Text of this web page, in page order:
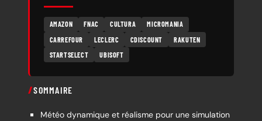
AMAZON FNAC CULTURA
MICROMANIA
CARREFOUR
LECLERC CDISCOUNT
RAKUTEN
STARTSELECT
UBISOFT
SOMMAIRE
Météo dynamique et réalisme pour une simulation